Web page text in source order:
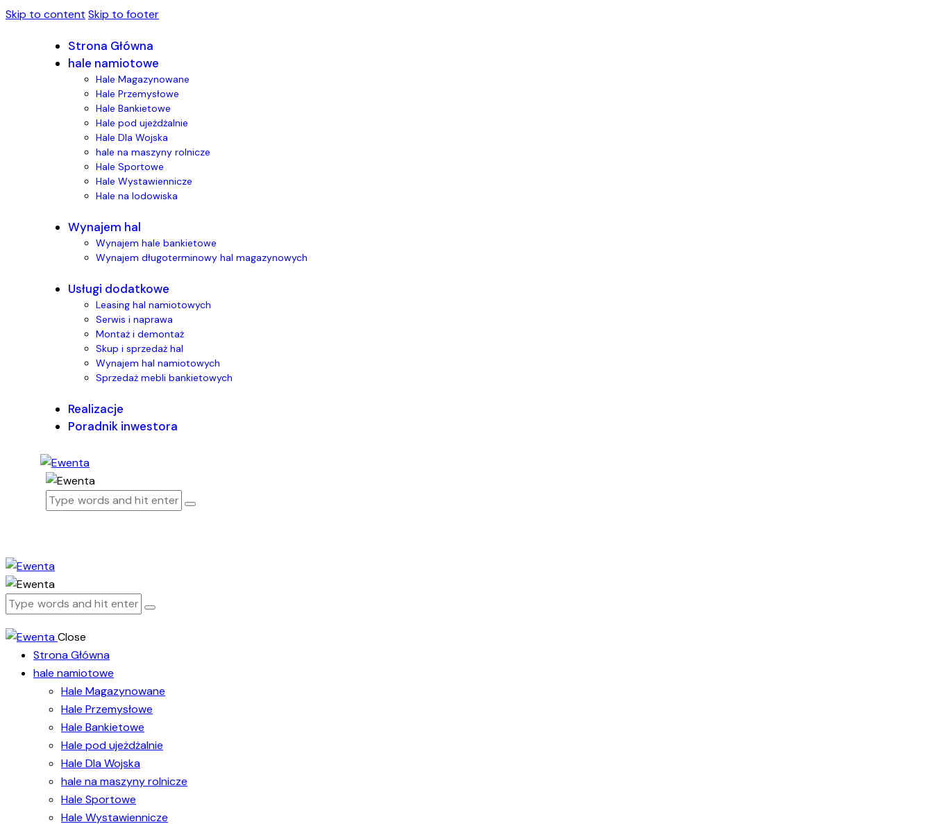
Skip to content Skip to footer
Strona Główna
hale namiotowe
Hale Magazynowane
Hale Przemysłowe
Hale Bankietowe
Hale pod ujeżdżalnie
Hale Dla Wojska
hale na maszyny rolnicze
Hale Sportowe
Hale Wystawiennicze
Hale na lodowiska
Wynajem hal
Wynajem hale bankietowe
Wynajem długoterminowy hal magazynowych
Usługi dodatkowe
Leasing hal namiotowych
Serwis i naprawa
Montaż i demontaż
Skup i sprzedaż hal
Wynajem hal namiotowych
Sprzedaż mebli bankietowych
Realizacje
Poradnik inwestora
Close
Strona Główna
hale namiotowe
Hale Magazynowane
Hale Przemysłowe
Hale Bankietowe
Hale pod ujeżdżalnie
Hale Dla Wojska
hale na maszyny rolnicze
Hale Sportowe
Hale Wystawiennicze